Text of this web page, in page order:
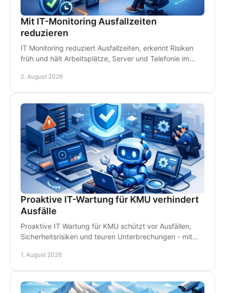
Mit IT-Monitoring Ausfallzeiten
reduzieren
IT Monitoring reduziert Ausfallzeiten, erkennt Risiken
früh und hält Arbeitsplätze, Server und Telefonie im
2. August 2026
Proaktive IT-Wartung für KMU verhindert
Ausfälle
Proaktive IT Wartung für KMU schützt vor Ausfällen,
Sicherheitsrisiken und teuren Unterbrechungen - mit
1. August 2026